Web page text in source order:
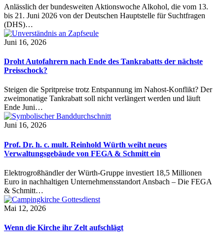
Anlässlich der bundesweiten Aktionswoche Alkohol, die vom 13.
bis 21. Juni 2026 von der Deutschen Hauptstelle für Suchtfragen
(DHS)…
Juni 16, 2026
Droht Autofahrern nach Ende des Tankrabatts der nächste
Preisschock?
Steigen die Spritpreise trotz Entspannung im Nahost-Konflikt? Der
zweimonatige Tankrabatt soll nicht verlängert werden und läuft
Ende Juni…
Juni 16, 2026
Prof. Dr. h. c. mult. Reinhold Würth weiht neues
Verwaltungsgebäude von FEGA & Schmitt ein
Elektrogroßhändler der Würth-Gruppe investiert 18,5 Millionen
Euro in nachhaltigen Unternehmensstandort Ansbach – Die FEGA
& Schmitt…
Mai 12, 2026
Wenn die Kirche ihr Zelt aufschlägt